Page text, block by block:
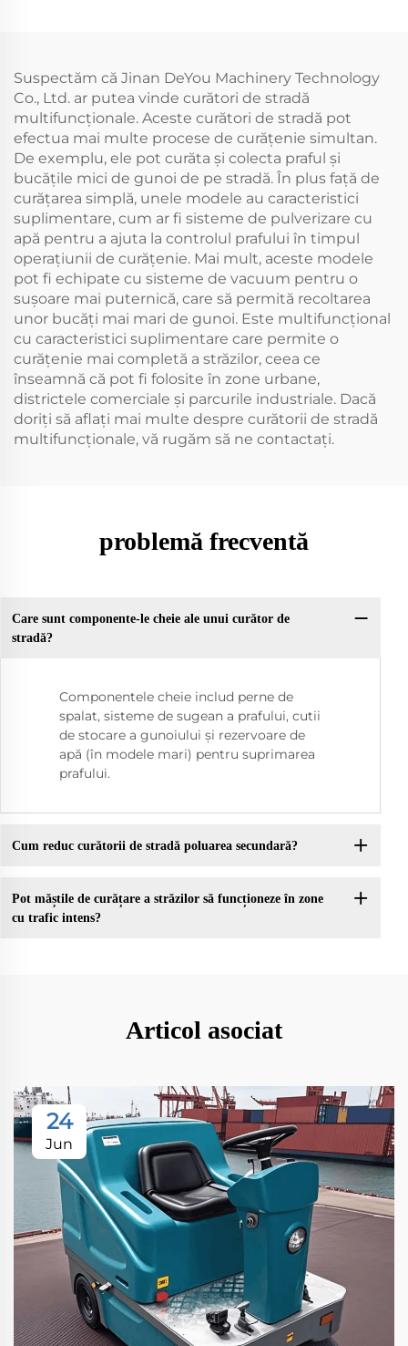
Suspectăm că Jinan DeYou Machinery Technology
Co., Ltd. ar putea vinde curători de stradă
multifuncționale. Aceste curători de stradă pot
efectua mai multe procese de curățenie simultan.
De exemplu, ele pot curăta și colecta praful și
bucățile mici de gunoi de pe stradă. În plus față de
curățarea simplă, unele modele au caracteristici
suplimentare, cum ar fi sisteme de pulverizare cu
apă pentru a ajuta la controlul prafului în timpul
operațiunii de curățenie. Mai mult, aceste modele
pot fi echipate cu sisteme de vacuum pentru o
sușoare mai puternică, care să permită recoltarea
unor bucăți mai mari de gunoi. Este multifuncțional
cu caracteristici suplimentare care permite o
curățenie mai completă a străzilor, ceea ce
înseamnă că pot fi folosite în zone urbane,
districtele comerciale și parcurile industriale. Dacă
doriți să aflați mai multe despre curătorii de stradă
multifuncționale, vă rugăm să ne contactați.
problemă frecventă
Care sunt componente-le cheie ale unui curător de
stradă?
Componentele cheie includ perne de
spalat, sisteme de sugean a prafului, cutii
de stocare a gunoiului și rezervoare de
apă (în modele mari) pentru suprimarea
prafului.
Cum reduc curătorii de stradă poluarea secundară?
Pot măștile de curățare a străzilor să funcționeze în zone
cu trafic intens?
Articol asociat
24
Jun